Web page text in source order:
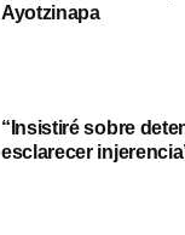
Ayotzinapa
“Insistiré sobre
esclarecer